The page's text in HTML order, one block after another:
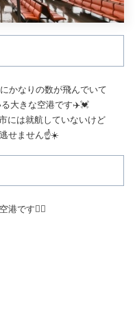
かなりの数が飛んでいて
る大きな空港です✈️💓
には就航していないけど
逃せません☝️☀️
港です🏃‍♂️